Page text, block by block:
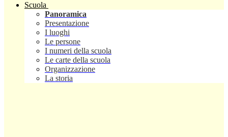
Scuola
Panoramica
Presentazione
I luoghi
Le persone
I numeri della scuola
Le carte della scuola
Organizzazione
La storia